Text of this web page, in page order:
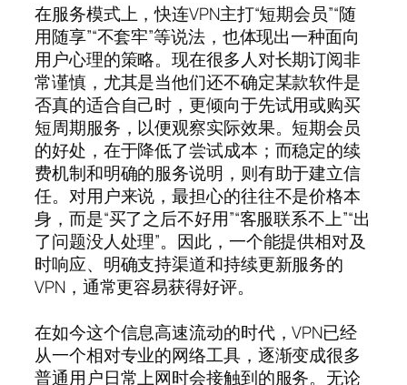
在服务模式上，快连VPN主打“短期会员”“随
用随享”“不套牢”等说法，也体现出一种面向
用户心理的策略。现在很多人对长期订阅非
常谨慎，尤其是当他们还不确定某款软件是
否真的适合自己时，更倾向于先试用或购买
短周期服务，以便观察实际效果。短期会员
的好处，在于降低了尝试成本；而稳定的续
费机制和明确的服务说明，则有助于建立信
任。对用户来说，最担心的往往不是价格本
身，而是“买了之后不好用”“客服联系不上”“出
了问题没人处理”。因此，一个能提供相对及
时响应、明确支持渠道和持续更新服务的
VPN，通常更容易获得好评。
在如今这个信息高速流动的时代，VPN已经
从一个相对专业的网络工具，逐渐变成很多
普通用户日常上网时会接触到的服务。无论